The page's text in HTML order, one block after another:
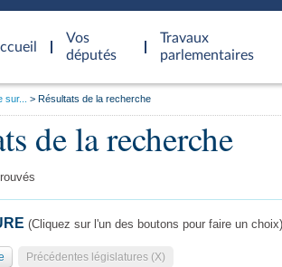
Vos
députés
Travaux
parlementaires
Résultats de la recherche
de la recherche
(Cliquez sur l'un des boutons pour faire un choix)
Précédentes législatures (X)